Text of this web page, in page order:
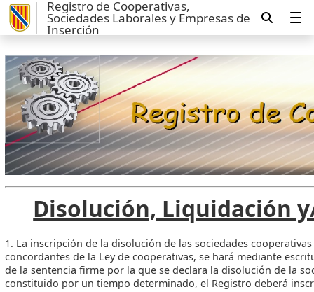
Registro de Cooperativas,
Sociedades Laborales y Empresas de
Inserción
Disolución, Liquidación
1. La inscripción de la disolución de las sociedades
concordantes de la Ley de cooperativas, se hará mediante
de la sentencia firme por la que se declara la disolución de la
constituido por un tiempo determinado, el Registro deberá